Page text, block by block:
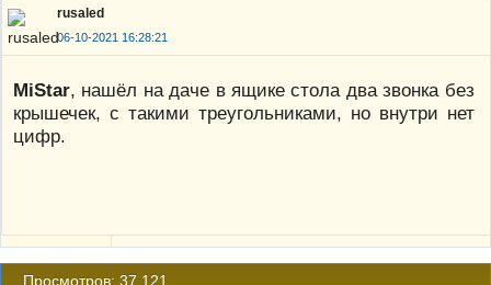
rusaled
06-10-2021 16:28:21
MiStar, нашёл на даче в ящике стола два звонка без
крышечек, с такими треугольниками, но внутри нет
цифр.
Просмотров: 37 121